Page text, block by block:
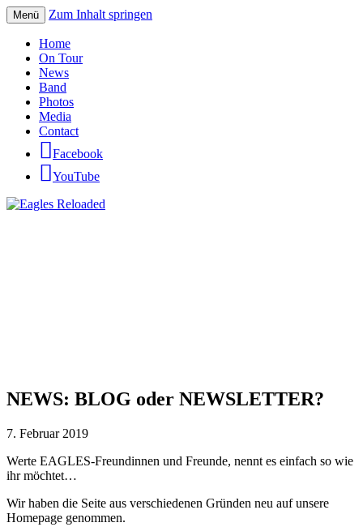
Eagles Reloaded
Menü Zum Inhalt springen
Home
On Tour
News
Band
Photos
Media
Contact
Facebook
YouTube
NEWS: BLOG oder NEWSLETTER?
7. Februar 2019
Werte EAGLES-Freundinnen und Freunde, nennt es einfach so wie
ihr möchtet…
Wir haben die Seite aus verschiedenen Gründen neu auf unsere
Homepage genommen.